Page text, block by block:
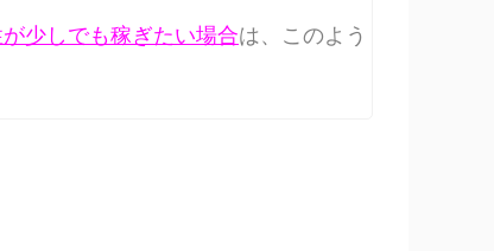
少しでも稼ぎたい場合は、このよう